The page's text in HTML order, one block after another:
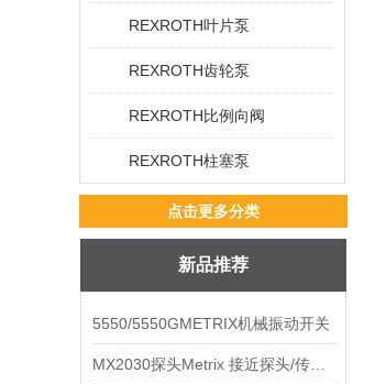
REXROTH叶片泵
REXROTH齿轮泵
REXROTH比例向阀
REXROTH柱塞泵
点击更多分类
新品推荐
5550/5550GMETRIX机械振动开关